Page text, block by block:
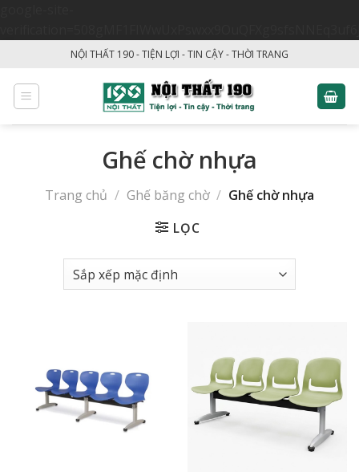
content
NỘI THẤT 190 - TIỆN LỢI - TIN CẬY - THỜI TRANG
Ghế chờ nhựa
Trang chủ / Ghế băng chờ / Ghế chờ nhựa
LỌC